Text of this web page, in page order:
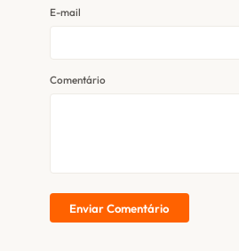
E-mail
Comentário
Enviar Comentário